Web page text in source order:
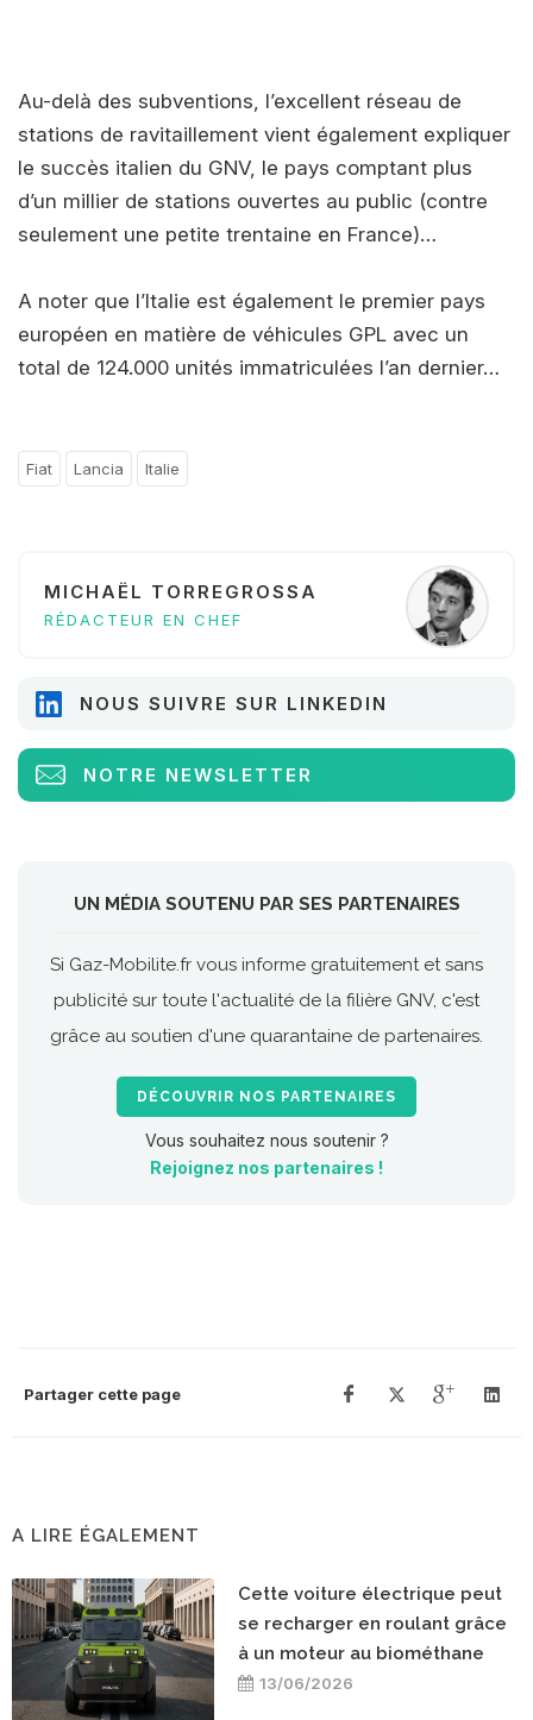
Au-delà des subventions, l’excellent réseau de
stations de ravitaillement vient également expliquer
le succès italien du GNV, le pays comptant plus
d’un millier de stations ouvertes au public (contre
seulement une petite trentaine en France)…
A noter que l’Italie est également le premier pays
européen en matière de véhicules GPL avec un
total de 124.000 unités immatriculées l’an dernier…
Fiat Lancia Italie
MICHAËL TORREGROSSA
RÉDACTEUR EN CHEF
NOUS SUIVRE SUR LINKEDIN
NOTRE NEWSLETTER
UN MÉDIA SOUTENU PAR SES PARTENAIRES
Si Gaz-Mobilite.fr vous informe gratuitement et sans
publicité sur toute l'actualité de la filière GNV, c'est
grâce au soutien d'une quarantaine de partenaires.
DÉCOUVRIR NOS PARTENAIRES
Vous souhaitez nous soutenir ?
Rejoignez nos partenaires !
Partager cette page
A LIRE ÉGALEMENT
Cette voiture électrique peut
se recharger en roulant grâce
à un moteur au biométhane
13/06/2026